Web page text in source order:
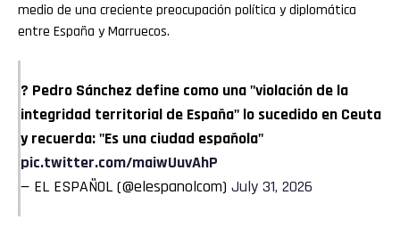
medio de una creciente preocupación política y diplomática
entre España y Marruecos.
? Pedro Sánchez define como una "violación de la
integridad territorial de España" lo sucedido en Ceuta
y recuerda: "Es una ciudad española"
pic.twitter.com/maiwUuvAhP
— EL ESPAÑOL (@elespanolcom) July 31, 2026